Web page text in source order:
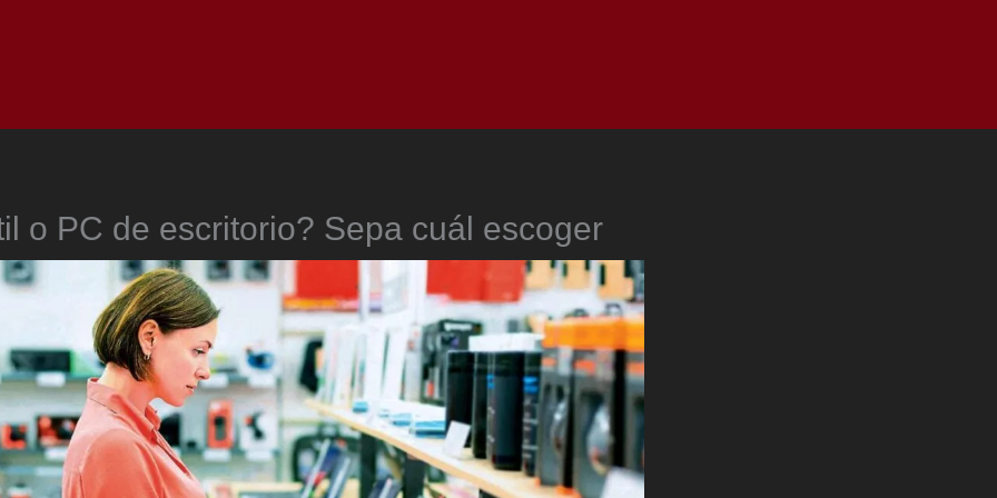
o PC de escritorio? Sepa cuál escoger